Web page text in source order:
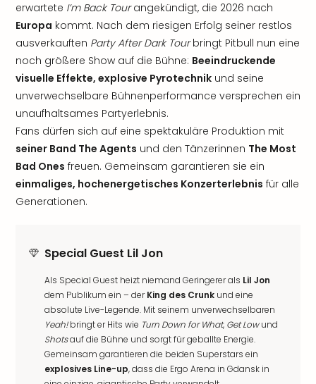
erwartete I’m Back Tourangekündigt, die 2026 nach
Europa kommt. Nach dem riesigen Erfolg seiner restlos
ausverkauften Party After Dark Tourbringt Pitbull nun eine
noch größere Show auf die Bühne: Beeindruckende
visuelle Effekte, explosive Pyrotechnik und seine
unverwechselbare Bühnenperformance versprechen ein
unaufhaltsames Partyerlebnis.
Fans dürfen sich auf eine spektakuläre Produktion mit
seiner Band The Agents und den Tänzerinnen The Most
Bad Ones freuen. Gemeinsam garantieren sie ein
einmaliges, hochenergetisches Konzerterlebnis für alle
Generationen.
Special Guest Lil Jon
Als Special Guest heizt niemand Geringerer als Lil Jon
dem Publikum ein – derKing des Crunk und eine
absolute Live-Legende. Mit seinem unverwechselbaren
Yeah!bringt er Hits wie Turn Down for What, Get Lowund
Shotsauf die Bühne und sorgt für geballte Energie.
Gemeinsam garantieren die beiden Superstars ein
explosives Line-up, dass die Ergo Arena in Gdansk in